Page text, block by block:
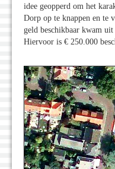
idee geopperd om het
Dorp op te knappen en te
geld beschikbaar kwam
Hiervoor is € 250.000